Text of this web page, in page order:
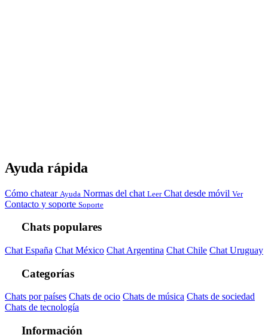
Ayuda rápida
Cómo chatear Ayuda Normas del chat Leer Chat desde móvil Ver
Contacto y soporte Soporte
Chats populares
Chat España Chat México Chat Argentina Chat Chile Chat Uruguay
Categorías
Chats por países Chats de ocio Chats de música Chats de sociedad
Chats de tecnología
Información